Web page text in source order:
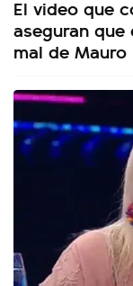
El video que
aseguran
mal de Mauro